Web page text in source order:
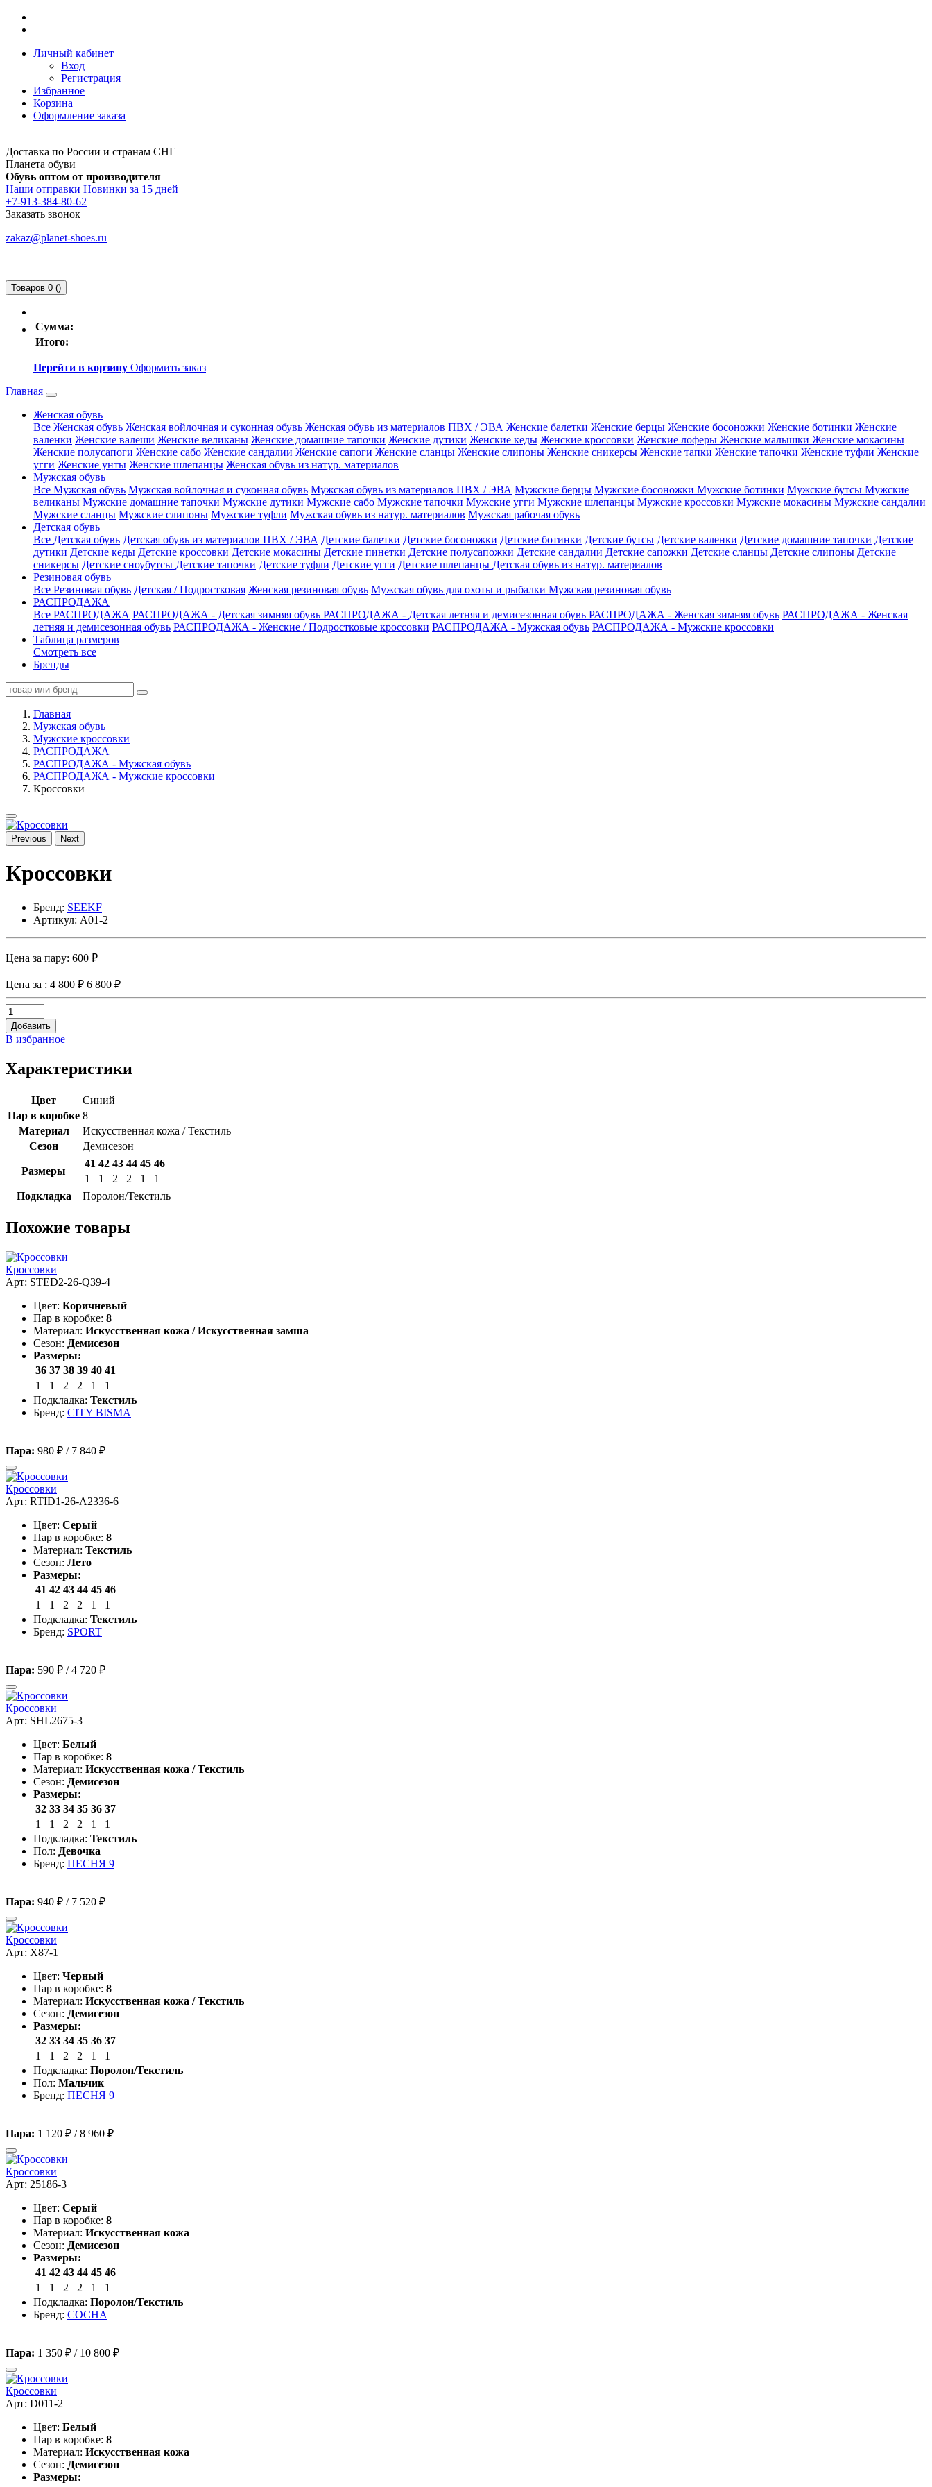
Личный кабинет
Вход
Регистрация
Избранное
Корзина
Оформление заказа
Доставка по России и странам СНГ
Планета обуви
Обувь оптом от производителя
Наши отправки Новинки за 15 дней
+7-913-384-80-62
Заказать звонок
zakaz@planet-shoes.ru
Товаров 0 ()
Сумма:
Итого:
Перейти в корзину Оформить заказ
Главная
Женская обувь
Все Женская обувь Женская войлочная и суконная обувь Женская обувь из материалов ПВХ / ЭВА Женские балетки Женские берцы Женские босоножки Женские ботинки Женские
валенки Женские валеши Женские великаны Женские домашние тапочки Женские дутики Женские кеды Женские кроссовки Женские лоферы Женские малышки Женские мокасины
Женские полусапоги Женские сабо Женские сандалии Женские сапоги Женские сланцы Женские слипоны Женские сникерсы Женские тапки Женские тапочки Женские туфли Женские
угги Женские унты Женские шлепанцы Женская обувь из натур. материалов
Мужская обувь
Все Мужская обувь Мужская войлочная и суконная обувь Мужская обувь из материалов ПВХ / ЭВА Мужские берцы Мужские босоножки Мужские ботинки Мужские бутсы Мужские
великаны Мужские домашние тапочки Мужские дутики Мужские сабо Мужские тапочки Мужские угги Мужские шлепанцы Мужские кроссовки Мужские мокасины Мужские сандалии
Мужские сланцы Мужские слипоны Мужские туфли Мужская обувь из натур. материалов Мужская рабочая обувь
Детская обувь
Все Детская обувь Детская обувь из материалов ПВХ / ЭВА Детские балетки Детские босоножки Детские ботинки Детские бутсы Детские валенки Детские домашние тапочки Детские
дутики Детские кеды Детские кроссовки Детские мокасины Детские пинетки Детские полусапожки Детские сандалии Детские сапожки Детские сланцы Детские слипоны Детские
сникерсы Детские сноубутсы Детские тапочки Детские туфли Детские угги Детские шлепанцы Детская обувь из натур. материалов
Резиновая обувь
Все Резиновая обувь Детская / Подростковая Женская резиновая обувь Мужская обувь для охоты и рыбалки Мужская резиновая обувь
РАСПРОДАЖА
Все РАСПРОДАЖА РАСПРОДАЖА - Детская зимняя обувь РАСПРОДАЖА - Детская летняя и демисезонная обувь РАСПРОДАЖА - Женская зимняя обувь РАСПРОДАЖА - Женская
летняя и демисезонная обувь РАСПРОДАЖА - Женские / Подростковые кроссовки РАСПРОДАЖА - Мужская обувь РАСПРОДАЖА - Мужские кроссовки
Таблица размеров
Смотреть все
Бренды
Главная
Мужская обувь
Мужские кроссовки
РАСПРОДАЖА
РАСПРОДАЖА - Мужская обувь
РАСПРОДАЖА - Мужские кроссовки
Кроссовки
Previous Next
Кроссовки
Бренд: SEEKF
Артикул: A01-2
Цена за пару: 600 ₽
Цена за : 4 800 ₽ 6 800 ₽
Добавить
В избранное
Характеристики
Цвет
Синий
Пар в коробке 8
Материал
Искусственная кожа / Текстиль
Сезон
Демисезон
Размеры
41 42 43 44 45 46
1
1 2 2 1
1
Подкладка
Поролон/Текстиль
Похожие товары
Кроссовки
Арт: STED2-26-Q39-4
Цвет: Коричневый
Пар в коробке: 8
Материал: Искусственная кожа / Искусственная замша
Сезон: Демисезон
Размеры:
36 37 38 39 40 41
1
1 2 2 1
1
Подкладка: Текстиль
Бренд: CITY BISMA
Пара: 980 ₽ / 7 840 ₽
Кроссовки
Арт: RTID1-26-A2336-6
Цвет: Серый
Пар в коробке: 8
Материал: Текстиль
Сезон: Лето
Размеры:
41 42 43 44 45 46
1
1 2 2 1
1
Подкладка: Текстиль
Бренд: SPORT
Пара: 590 ₽ /4 720 ₽
Кроссовки
Арт: SHL2675-3
Цвет: Белый
Пар в коробке: 8
Материал: Искусственная кожа / Текстиль
Сезон: Демисезон
Размеры:
32 33 34 35 36 37
1
1 2 2 1
1
Подкладка: Текстиль
Пол: Девочка
Бренд: ПЕСНЯ 9
Пара: 940 ₽ / 7 520 ₽
Кроссовки
Арт: X87-1
Цвет: Черный
Пар в коробке: 8
Материал: Искусственная кожа / Текстиль
Сезон: Демисезон
Размеры:
32 33 34 35 36 37
1
1 2 2 1
1
Подкладка: Поролон/Текстиль
Пол: Мальчик
Бренд: ПЕСНЯ 9
Пара: 1 120 ₽ /8 960 ₽
Кроссовки
Арт: 25186-3
Цвет: Серый
Пар в коробке: 8
Материал: Искусственная кожа
Сезон: Демисезон
Размеры:
41 42 43 44 45 46
1
1 2 2 1
1
Подкладка: Поролон/Текстиль
Бренд: СОСНА
Пара: 1 350 ₽ / 10 800 ₽
Кроссовки
Арт: D011-2
Цвет: Белый
Пар в коробке: 8
Материал: Искусственная кожа
Сезон: Демисезон
Размеры: